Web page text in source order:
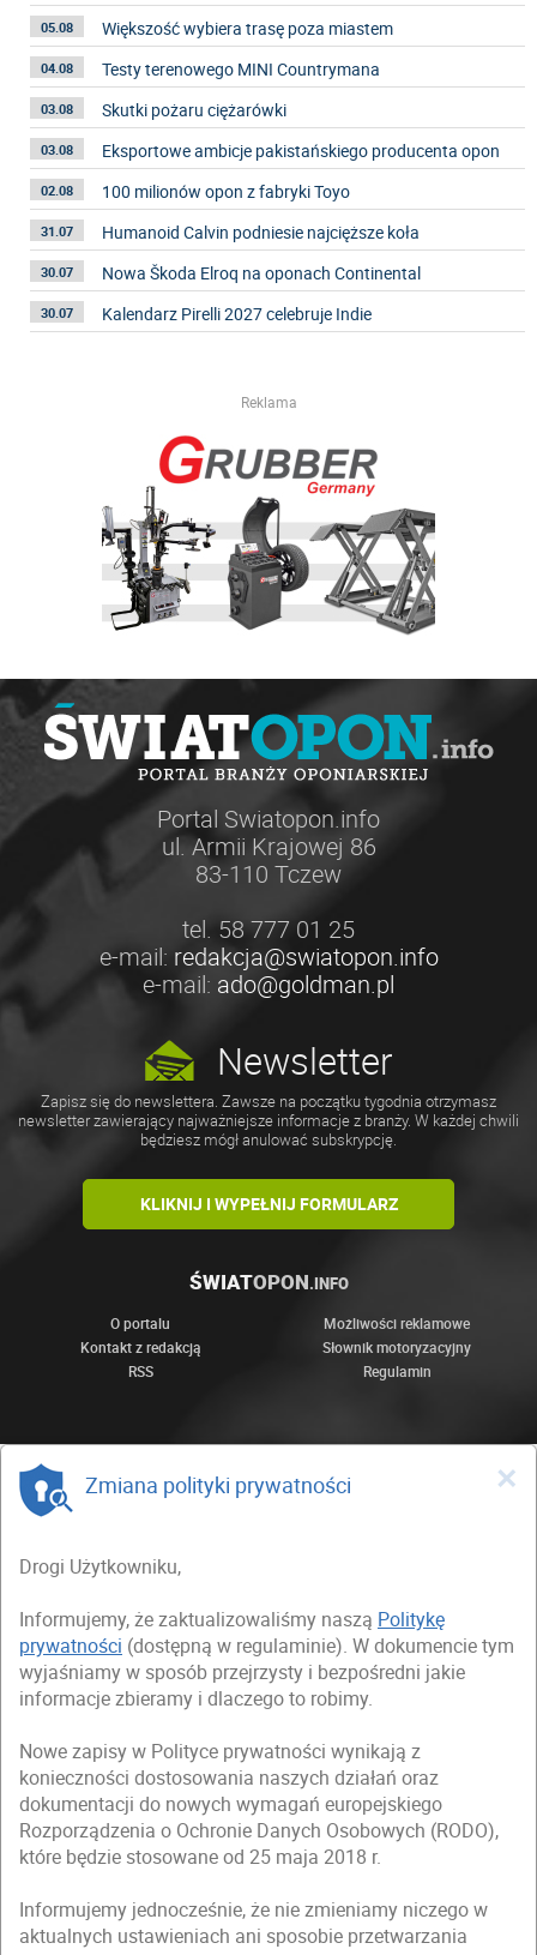
05.08 Większość wybiera trasę poza miastem
04.08 Testy terenowego MINI Countrymana
03.08 Skutki pożaru ciężarówki
03.08 Eksportowe ambicje pakistańskiego producenta opon
02.08 100 milionów opon z fabryki Toyo
31.07 Humanoid Calvin podniesie najcięższe koła
30.07 Nowa Škoda Elroq na oponach Continental
30.07 Kalendarz Pirelli 2027 celebruje Indie
Reklama
Portal Swiatopon.info
ul. Armii Krajowej 86
83-110 Tczew
tel. 58 777 01 25
e-mail: redakcja@swiatopon.info
e-mail: ado@goldman.pl
Newsletter
Zapisz się do newslettera. Zawsze na początku tygodnia otrzymasz
newsletter zawierający najważniejsze informacje z branży. W każdej chwili
będziesz mógł anulować subskrypcję.
KLIKNIJ I WYPEŁNIJ FORMULARZ
ŚWIATOPON.INFO
O portalu
Możliwości reklamowe
Kontakt z redakcją
Słownik motoryzacyjny
RSS
Regulamin
×
Zmiana polityki prywatności
Drogi Użytkowniku,
Informujemy, że zaktualizowaliśmy naszą Politykę
prywatności (dostępną w regulaminie). W dokumencie tym
wyjaśniamy w sposób przejrzysty i bezpośredni jakie
informacje zbieramy i dlaczego to robimy.
Nowe zapisy w Polityce prywatności wynikają z
konieczności dostosowania naszych działań oraz
dokumentacji do nowych wymagań europejskiego
Rozporządzenia o Ochronie Danych Osobowych (RODO),
które będzie stosowane od 25 maja 2018 r.
Informujemy jednocześnie, że nie zmieniamy niczego w
aktualnych ustawieniach ani sposobie przetwarzania